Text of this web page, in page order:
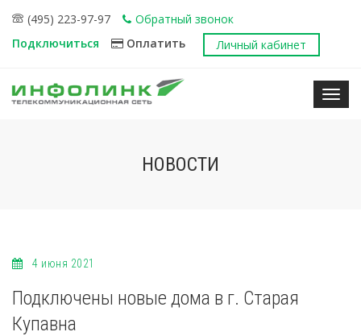
(495) 223-97-97
Обратный звонок
Подключиться
Оплатить Личный кабинет
НОВОСТИ
4 июня 2021
Подключены новые дома в г. Старая
Купавна